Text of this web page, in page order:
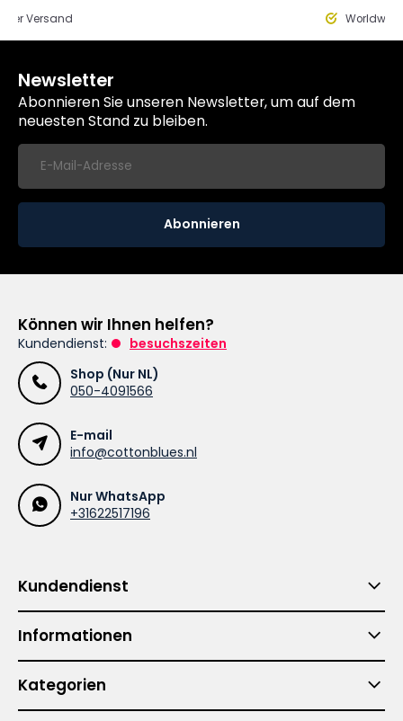
Versand
Newsletter
Abonnieren Sie unseren Newsletter, um auf dem
neuesten Stand zu bleiben.
Abonnieren
Können wir Ihnen helfen?
Kundendienst:
besuchszeiten
Shop (Nur NL)
050-4091566
E-mail
info@cottonblues.nl
Nur WhatsApp
+31622517196
Kundendienst
Informationen
Kategorien